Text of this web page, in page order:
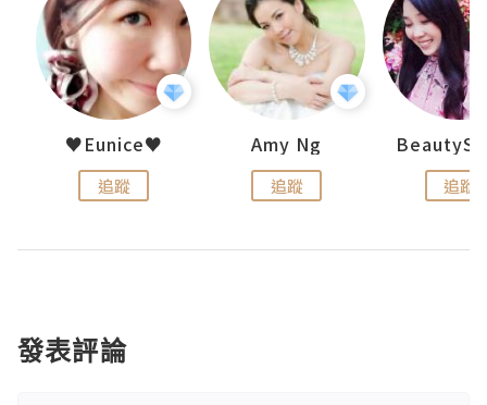
♥Eunice♥
追蹤
Amy Ng
追蹤 追蹤
發表評論